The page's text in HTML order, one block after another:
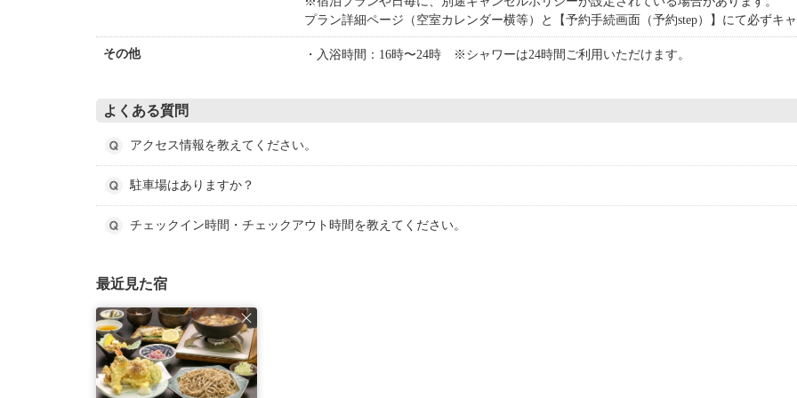
プラン詳細ページ（空室カレンダー横等）と【予約手続画面（予約step）】にて必ずキ
その他 ・入浴時間：16時〜24時 ※シャワーは24時間ご利用いただけます。
よくある質問
アクセス情報を教えてください。
駐車場はありますか？
チェックイン時間・チェックアウト時間を教えてください。
最近見た宿